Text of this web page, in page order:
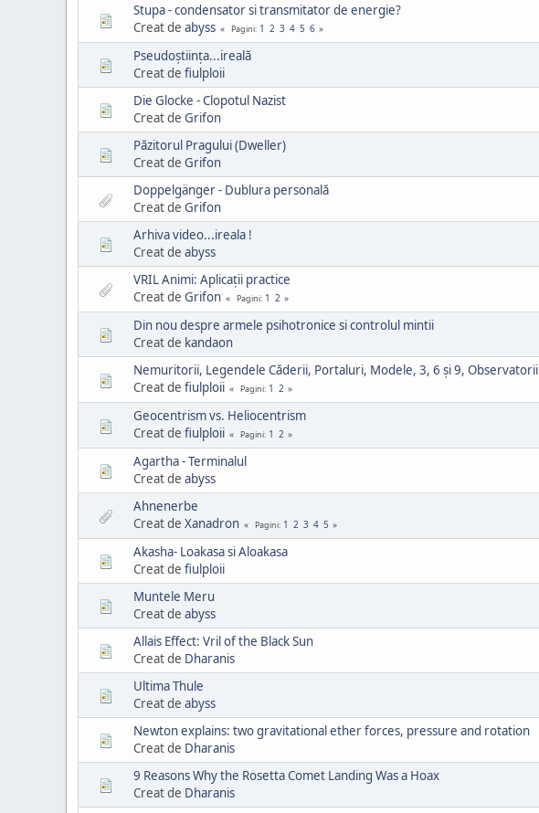
Stupa - condensator si transmitator de energie?
Creat de abyss Pagini 1 2 3 4 5 6
Pseudoştiința...ireală
Creat de fiulploii
Die Glocke - Clopotul Nazist
Creat de Grifon
Păzitorul Pragului (Dweller)
Creat de Grifon
Doppelgänger - Dublura personală
Creat de Grifon
Arhiva video...ireala !
Creat de abyss
VRIL Animi: Aplicații practice
Creat de Grifon Pagini 1 2
Din nou despre armele psihotronice si controlul mintii
Creat de kandaon
Nemuritorii, Legendele Căderii, Portaluri, Modele, 3, 6 și 9, Observatorii
Creat de fiulploii Pagini 1 2
Geocentrism vs. Heliocentrism
Creat de fiulploii Pagini 1 2
Agartha - Terminalul
Creat de abyss
Ahnenerbe
Creat de Xanadron Pagini 1 2 3 4 5
Akasha- Loakasa si Aloakasa
Creat de fiulploii
Muntele Meru
Creat de abyss
Allais Effect: Vril of the Black Sun
Creat de Dharanis
Ultima Thule
Creat de abyss
Newton explains: two gravitational ether forces, pressure and rotation
Creat de Dharanis
9 Reasons Why the Rosetta Comet Landing Was a Hoax
Creat de Dharanis